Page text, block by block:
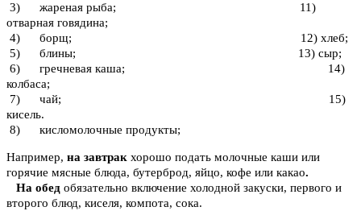
3) жареная рыба; 11)
отварная говядина;
4) борщ; 12) хлеб;
5) блины; 13) сыр;
6) гречневая каша; 14)
колбаса;
7) чай; 15)
кисель.
8) кисломолочные продукты;
Например, на завтрак хорошо подать молочные каши или
горячие мясные блюда, бутерброд, яйцо, кофе или какао.
На обед обязательно включение холодной закуски, первого и
второго блюд, киселя, компота, сока.